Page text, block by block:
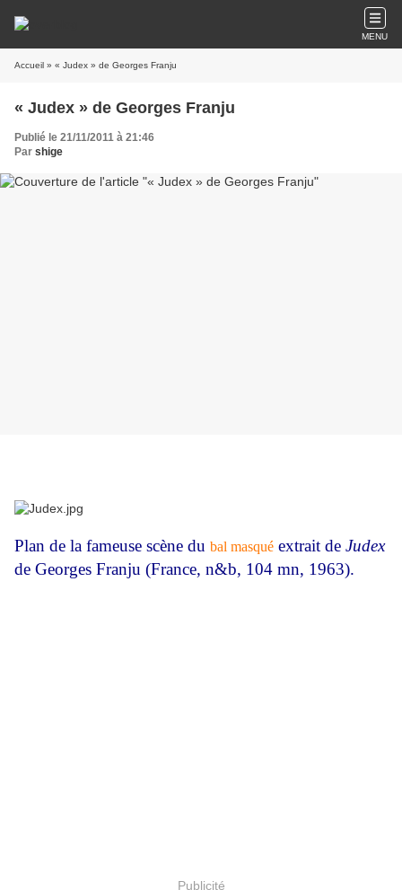
MENU
Accueil » « Judex » de Georges Franju
« Judex » de Georges Franju
Publié le 21/11/2011 à 21:46
Par shige
Plan de la fameuse scène du bal masqué extrait de Judex
de Georges Franju (France, n&b, 104 mn, 1963).
Publicité